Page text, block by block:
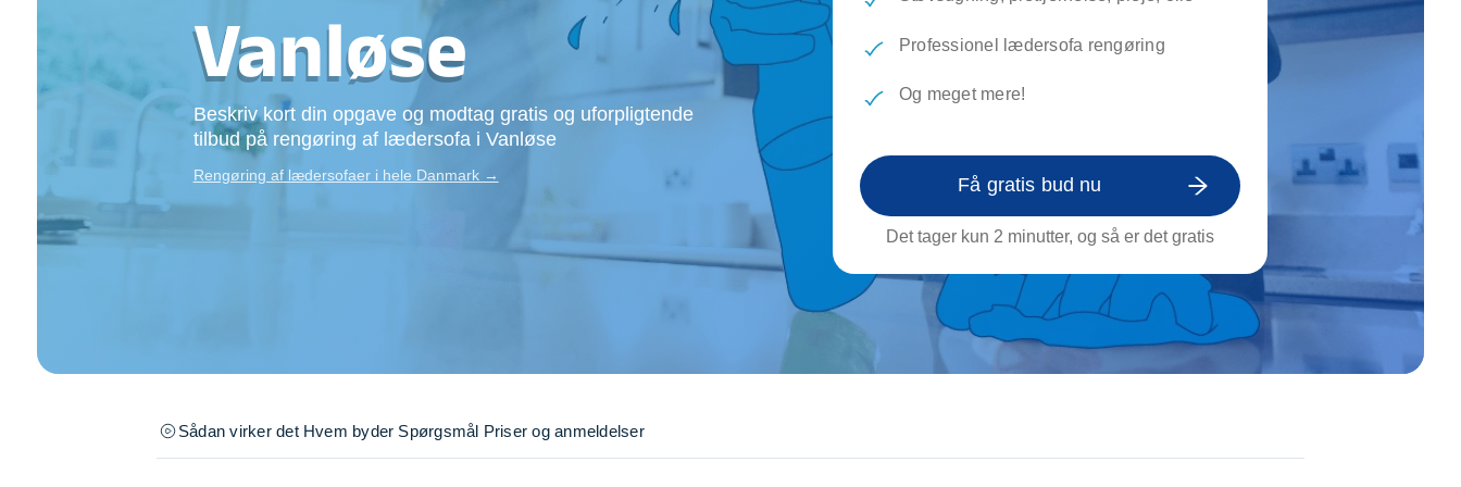
Rengøring
Tømrer
Træfældning
Transport af genstande
Tunge løft
TV installation og opsætning
Underholdning
Vinduespudsning VVS
Se alle...
Vanløse
Beskriv kort din opgave og modtag gratis og uforpligtende
tilbud på rengøring af lædersofa i Vanløse
Rengøring af lædersofaer i hele Danmark →
Professionel lædersofa rengøring
Og meget mere!
Få gratis bud nu
Det tager kun 2 minutter, og så er det gratis
Sådan virker det Hvem byder Spørgsmål Priser og anmeldelser